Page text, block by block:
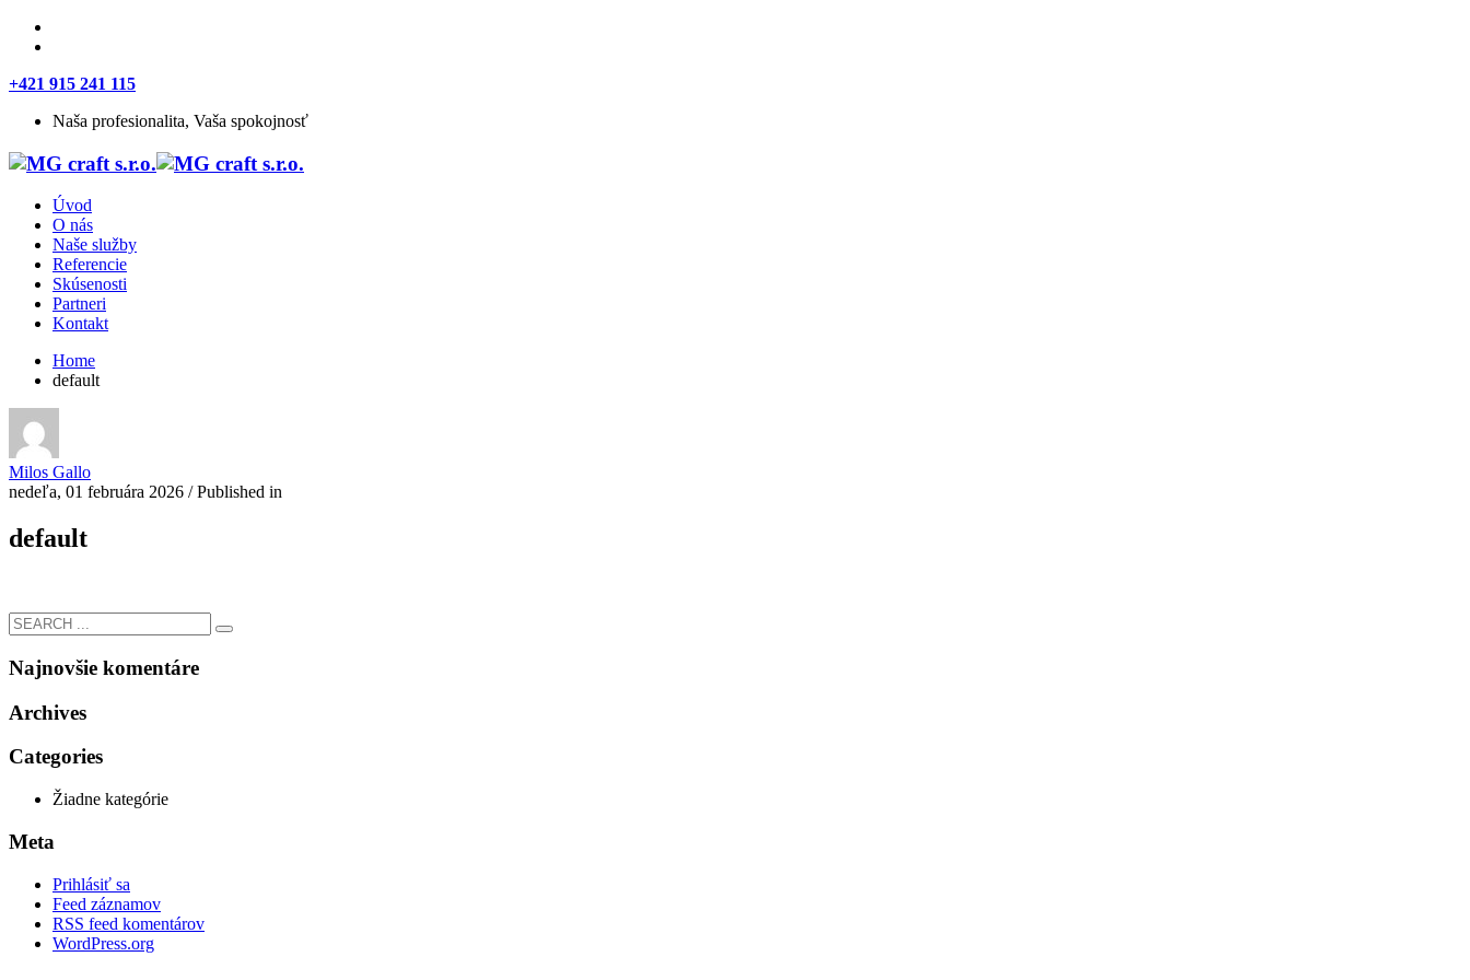
+421 915 241 115
Naša profesionalita, Vaša spokojnosť
Úvod
O nás
Naše služby
Referencie
Skúsenosti
Partneri
Kontakt
Home
default
Milos Gallo
nedeľa, 01 februára 2026 /Published in
default
Najnovšie komentáre
Archives
Categories
Žiadne kategórie
Meta
Prihlásiť sa
Feed záznamov
RSS feed komentárov
WordPress.org